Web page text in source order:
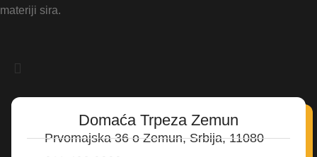
materiji sira.
Domaća Trpeza Zemun
Prvomajska 36 o Zemun, Srbija, 11080